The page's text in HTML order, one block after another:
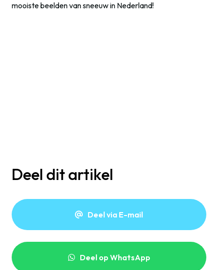
mooiste beelden van sneeuw in Nederland!
Deel dit artikel
Deel via E-mail
Deel op WhatsApp